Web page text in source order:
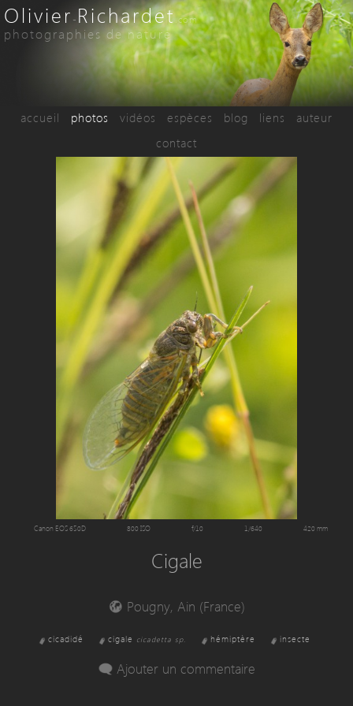
Olivier -Richardet.com
photographies de nature
accueil photos vidéos espèces blog liens
auteur
contact
Canon EOS 650D 800 ISO f/10 1/640 420 mm
Cigale
Pougny, Ain (France)
cicadidé cigale cicadetta sp. hémiptère insecte
Ajouter un commentaire